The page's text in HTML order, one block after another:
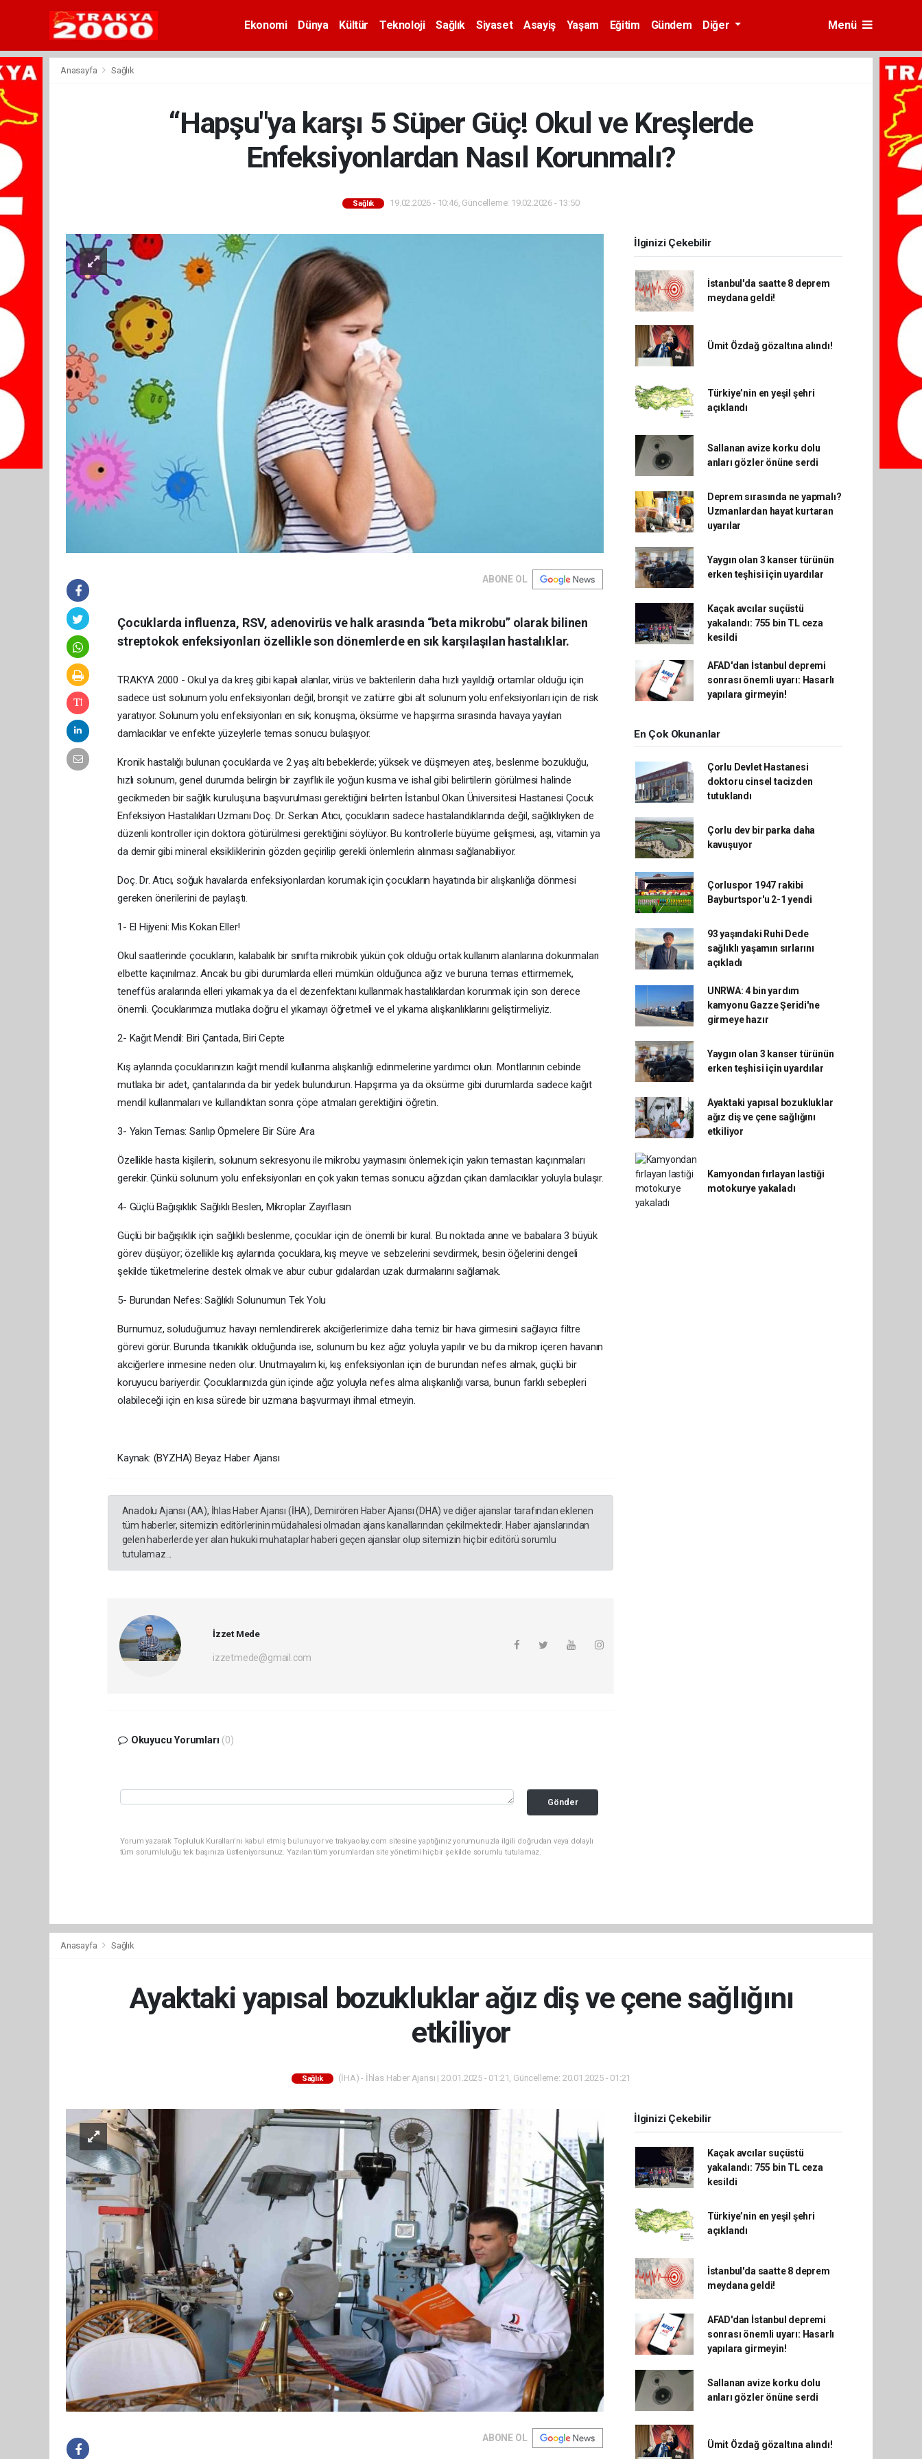
Ekonomi Dünya Kültür Teknoloji Sağlık Siyaset Asayiş Yaşam Eğitim Gündem Diğer Menü
Anasayfa Sağlık
“Hapşu"ya karşı 5 Süper Güç! Okul ve Kreşlerde
Enfeksiyonlardan Nasıl Korunmalı?
Sağlık 19.02.2026 - 10:46, Güncelleme: 19.02.2026 - 13:50
ABONE OL
Çocuklarda influenza, RSV, adenovirüs ve halk arasında “beta mikrobu” olarak bilinen
streptokok enfeksiyonları özellikle son dönemlerde en sık karşılaşılan hastalıklar.
TRAKYA 2000 - Okul ya da kreş gibi kapalı alanlar, virüs ve bakterilerin daha hızlı yayıldığı ortamlar olduğu için
sadece üst solunum yolu enfeksiyonları değil, bronşit ve zatürre gibi alt solunum yolu enfeksiyonları için de risk
yaratıyor. Solunum yolu enfeksiyonları en sık; konuşma, öksürme ve hapşırma sırasında havaya yayılan
damlacıklar ve enfekte yüzeylerle temas sonucu bulaşıyor.
Kronik hastalığı bulunan çocuklarda ve 2 yaş altı bebeklerde; yüksek ve düşmeyen ateş, beslenme bozukluğu,
hızlı solunum, genel durumda belirgin bir zayıflık ile yoğun kusma ve ishal gibi belirtilerin görülmesi halinde
gecikmeden bir sağlık kuruluşuna başvurulması gerektiğini belirten İstanbul Okan Üniversitesi Hastanesi Çocuk
Enfeksiyon Hastalıkları Uzmanı Doç. Dr. Serkan Atıcı, çocukların sadece hastalandıklarında değil, sağlıklıyken de
düzenli kontroller için doktora götürülmesi gerektiğini söylüyor. Bu kontrollerle büyüme gelişmesi, aşı, vitamin ya
da demir gibi mineral eksikliklerinin gözden geçirilip gerekli önlemlerin alınması sağlanabiliyor.
Doç. Dr. Atıcı, soğuk havalarda enfeksiyonlardan korumak için çocukların hayatında bir alışkanlığa dönmesi
gereken önerilerini de paylaştı.
1- El Hijyeni: Mis Kokan Eller!
Okul saatlerinde çocukların, kalabalık bir sınıfta mikrobik yükün çok olduğu ortak kullanım alanlarına dokunmaları
elbette kaçınılmaz. Ancak bu gibi durumlarda elleri mümkün olduğunca ağız ve buruna temas ettirmemek,
teneffüs aralarında elleri yıkamak ya da el dezenfektanı kullanmak hastalıklardan korunmak için son derece
önemli. Çocuklarımıza mutlaka doğru el yıkamayı öğretmeli ve el yıkama alışkanlıklarını geliştirmeliyiz.
2- Kağıt Mendil: Biri Çantada, Biri Cepte
Kış aylarında çocuklarınızın kağıt mendil kullanma alışkanlığı edinmelerine yardımcı olun. Montlarının cebinde
mutlaka bir adet, çantalarında da bir yedek bulundurun. Hapşırma ya da öksürme gibi durumlarda sadece kağıt
mendil kullanmaları ve kullandıktan sonra çöpe atmaları gerektiğini öğretin.
3- Yakın Temas: Sarılıp Öpmelere Bir Süre Ara
Özellikle hasta kişilerin, solunum sekresyonu ile mikrobu yaymasını önlemek için yakın temastan kaçınmaları
gerekir. Çünkü solunum yolu enfeksiyonları en çok yakın temas sonucu ağızdan çıkan damlacıklar yoluyla bulaşır.
4- Güçlü Bağışıklık: Sağlıklı Beslen, Mikroplar Zayıflasın
Güçlü bir bağışıklık için sağlıklı beslenme, çocuklar için de önemli bir kural. Bu noktada anne ve babalara 3 büyük
görev düşüyor; özellikle kış aylarında çocuklara, kış meyve ve sebzelerini sevdirmek, besin öğelerini dengeli
şekilde tüketmelerine destek olmak ve abur cubur gıdalardan uzak durmalarını sağlamak.
5- Burundan Nefes: Sağlıklı Solunumun Tek Yolu
Burnumuz, soluduğumuz havayı nemlendirerek akciğerlerimize daha temiz bir hava girmesini sağlayıcı filtre
görevi görür. Burunda tıkanıklık olduğunda ise, solunum bu kez ağız yoluyla yapılır ve bu da mikrop içeren havanın
akciğerlere inmesine neden olur. Unutmayalım ki, kış enfeksiyonları için de burundan nefes almak, güçlü bir
koruyucu bariyerdir. Çocuklarınızda gün içinde ağız yoluyla nefes alma alışkanlığı varsa, bunun farklı sebepleri
olabileceği için en kısa sürede bir uzmana başvurmayı ihmal etmeyin.
Kaynak: (BYZHA) Beyaz Haber Ajansı
Anadolu Ajansı (AA), İhlas Haber Ajansı (İHA), Demirören Haber Ajansı (DHA) ve diğer ajanslar tarafından eklenen
tüm haberler, sitemizin editörlerinin müdahalesi olmadan ajans kanallarından çekilmektedir. Haber ajanslarından
gelen haberlerde yer alan hukuki muhataplar haberi geçen ajanslar olup sitemizin hiç bir editörü sorumlu
tutulamaz...
İzzet Mede
izzetmede@gmail.com
Okuyucu Yorumları (0)
Gönder
Yorum yazarak Topluluk Kuralları’nı kabul etmiş bulunuyor ve trakyaolay.com sitesine yaptığınız yorumunuzla ilgili doğrudan veya dolaylı
tüm sorumluluğu tek başınıza üstleniyorsunuz. Yazılan tüm yorumlardan site yönetimi hiçbir şekilde sorumlu tutulamaz.
İlginizi Çekebilir
İstanbul'da saatte 8 deprem
meydana geldi!
Ümit Özdağ gözaltına alındı!
Türkiye’nin en yeşil şehri
açıklandı
Sallanan avize korku dolu
anları gözler önüne serdi
Deprem sırasında ne yapmalı?
Uzmanlardan hayat kurtaran
uyarılar
Yaygın olan 3 kanser türünün
erken teşhisi için uyardılar
Kaçak avcılar suçüstü
yakalandı: 755 bin TL ceza
kesildi
AFAD'dan İstanbul depremi
sonrası önemli uyarı: Hasarlı
yapılara girmeyin!
En Çok Okunanlar
Çorlu Devlet Hastanesi
doktoru cinsel tacizden
tutuklandı
Çorlu dev bir parka daha
kavuşuyor
Çorluspor 1947 rakibi
Bayburtspor'u 2-1 yendi
93 yaşındaki Ruhi Dede
sağlıklı yaşamın sırlarını
açıkladı
UNRWA: 4 bin yardım
kamyonu Gazze Şeridi'ne
girmeye hazır
Yaygın olan 3 kanser türünün
erken teşhisi için uyardılar
Ayaktaki yapısal bozukluklar
ağız diş ve çene sağlığını
etkiliyor
Kamyondan fırlayan lastiği
motokurye yakaladı
Anasayfa Sağlık
Ayaktaki yapısal bozukluklar ağız diş ve çene sağlığını
etkiliyor
Sağlık (İHA) - İhlas Haber Ajansı | 20.01.2025 - 01:21, Güncelleme: 20.01.2025 - 01:21
ABONE OL
İlginizi Çekebilir
Kaçak avcılar suçüstü
yakalandı: 755 bin TL ceza
kesildi
Türkiye’nin en yeşil şehri
açıklandı
İstanbul'da saatte 8 deprem
meydana geldi!
AFAD'dan İstanbul depremi
sonrası önemli uyarı: Hasarlı
yapılara girmeyin!
Sallanan avize korku dolu
anları gözler önüne serdi
Ümit Özdağ gözaltına alındı!